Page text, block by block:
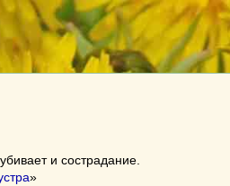
и сострадание.
»